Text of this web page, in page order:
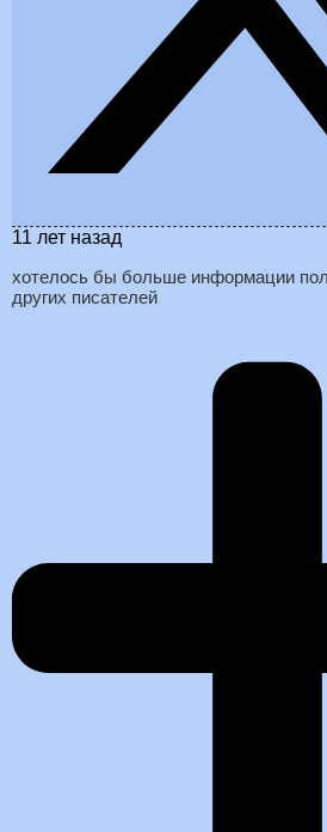
11 лет назад
хотелось бы больше информации
других писателей